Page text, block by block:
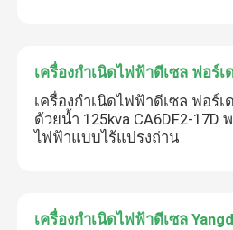
เครื่องกำเนิดไฟฟ้าดีเซล ฟอร์เ
เครื่องกำเนิดไฟฟ้าดีเซล ฟอร์
ด้วยน้ำ 125kva CA6DF2-17D
ไฟฟ้าแบบไร้แปรงถ่าน
เครื่องกำเนิดไฟฟ้าดีเซล